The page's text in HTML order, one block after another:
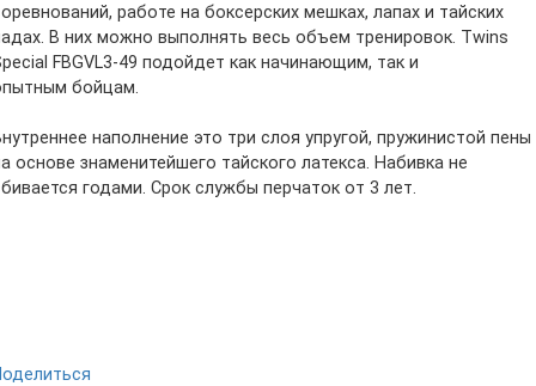
работе на боксерских мешках, лапах и тайских
В них можно выполнять весь объем тренировок. Twins
FBGVL3-49 подойдет как начинающим, так и
бойцам.
наполнение это три слоя упругой, пружинистой пены
основе знаменитейшего тайского латекса. Набивка не
годами. Срок службы перчаток от 3 лет.